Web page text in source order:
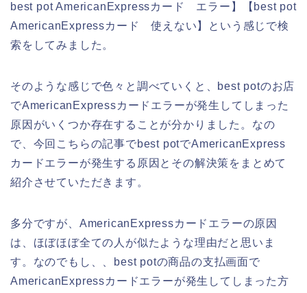
best pot AmericanExpressカード エラー】【best pot
AmericanExpressカード 使えない】という感じで検
索をしてみました。
そのような感じで色々と調べていくと、best potのお店
でAmericanExpressカードエラーが発生してしまった
原因がいくつか存在することが分かりました。なの
で、今回こちらの記事でbest potでAmericanExpress
カードエラーが発生する原因とその解決策をまとめて
紹介させていただきます。
多分ですが、AmericanExpressカードエラーの原因
は、ほぼほぼ全ての人が似たような理由だと思いま
す。なのでもし、、best potの商品の支払画面で
AmericanExpressカードエラーが発生してしまった方